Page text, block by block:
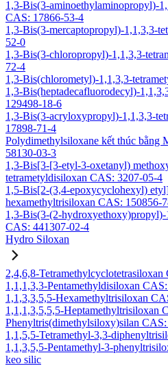
1,3-Bis(3-aminoethylaminopropyl)-
CAS: 17866-53-4
1,3-Bis(3-mercaptopropyl)-1,1,3,3-
52-0
1,3-Bis(3-chloropropyl)-1,1,3,3-
72-4
1,3-Bis(chlorometyl)-1,1,3,3-
1,3-Bis(heptadecafluorodecyl)-
129498-18-6
1,3-Bis(3-acryloxypropyl)-1,1,3,3-
17898-71-4
Polydimethylsiloxane kết thúc bằng
58130-03-3
1,3-Bis[3-[3-etyl-3-oxetanyl)
tetrametyldisiloxan CAS: 3207-05-4
1,5-Bis[2-(3,4-epoxycyclohexyl)
hexamethyltrisiloxan CAS: 150856-
1,3-Bis(3-(2-
CAS: 441307-02-4
Hydro Siloxan
2,4,6,8-
1,1,1,3,3-Pentamethyldisiloxan
1,1,3,3,5,5-Hexamethyltrisiloxan
1,1,1,3,5,5,5-Heptamethyltrisiloxan
Phenyltris(dimethylsiloxy)silan
1,1,5,5-Tetramethyl-3,3-
1,1,3,5,5-Pentamethyl-3-
keo silic